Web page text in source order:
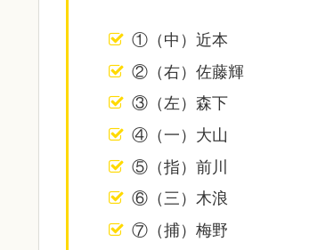
①（中）近本
②（右）佐藤輝
③（左）森下
④（一）大山
⑤（指）前川
⑥（三）木浪
⑦（捕）梅野